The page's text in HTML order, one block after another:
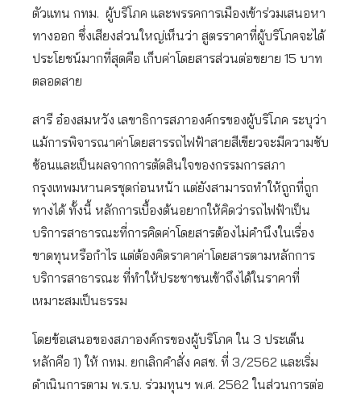
ตัวแทน กทม. ผู้บริโภค และพรรคการเมืองเข้าร่วมเสนอหา
ทางออก ซึ่งเสียงส่วนใหญ่เห็นว่า สูตรราคาที่ผู้บริโภคจะได้
ประโยชน์มากที่สุดคือ เก็บค่าโดยสารส่วนต่อขยาย 15 บาท
ตลอดสาย
สารี อ๋องสมหวัง เลขาธิการสภาองค์กรของผู้บริโภค ระบุว่า
แม้การพิจารณาค่าโดยสารรถไฟฟ้าสายสีเขียวจะมีความซับ
ซ้อนและเป็นผลจากการตัดสินใจของกรรมการสภา
กรุงเทพมหานครชุดก่อนหน้า แต่ยังสามารถทำให้ถูกที่ถูก
ทางได้ ทั้งนี้ หลักการเบื้องต้นอยากให้คิดว่ารถไฟฟ้าเป็น
บริการสาธารณะที่การคิดค่าโดยสารต้องไม่คำนึงในเรื่อง
ขาดทุนหรือกำไร แต่ต้องคิดราคาค่าโดยสารตามหลักการ
บริการสาธารณะ ที่ทำให้ประชาชนเข้าถึงได้ในราคาที่
เหมาะสมเป็นธรรม
โดยข้อเสนอของสภาองค์กรของผู้บริโภค ใน 3 ประเด็น
หลักคือ 1) ให้ กทม. ยกเลิกคำสั่ง คสช. ที่ 3/2562 และเริ่ม
ดำเนินการตาม พ.ร.บ. ร่วมทุนฯ พ.ศ. 2562 ในส่วนการต่อ